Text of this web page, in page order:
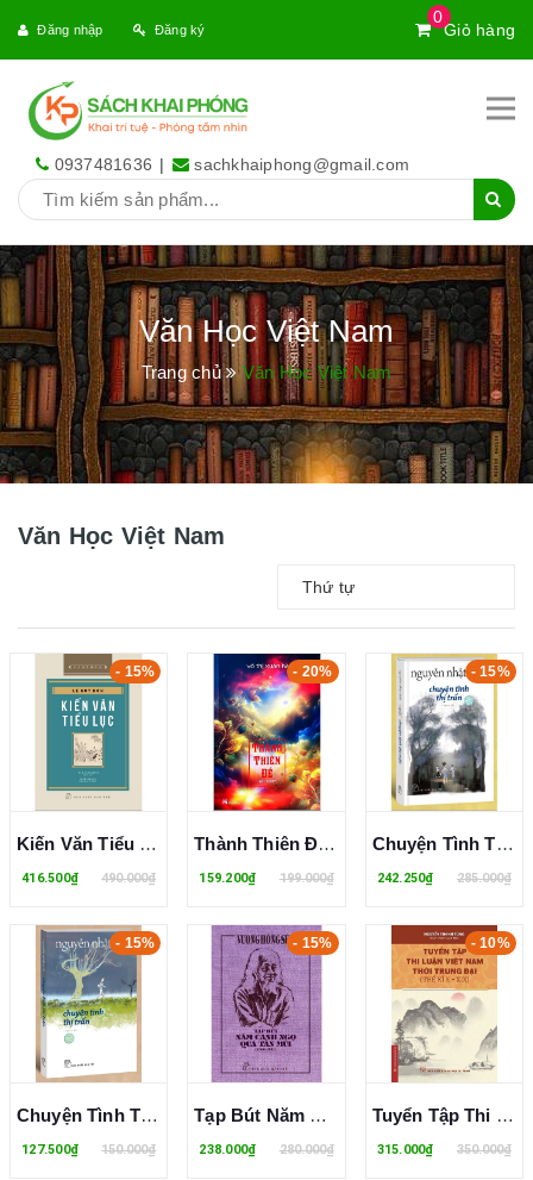
0
Giỏ hàng
Đăng nhập Đăng ký
0937481636 | sachkhaiphong@gmail.com
Văn Học Việt Nam
Trang chủ Văn Học Việt Nam
Văn Học Việt Nam
Thứ tự
- 15%
Kiến Văn Tiểu Lục (Bìa Cứng) - Lê Quý Đôn
416.500₫ 490.000₫
- 20%
Thành Thiên Đế - Võ Thị Xuân Hà
159.200₫ 199.000₫
- 15%
Chuyện Tình Thị Trấn (Bìa Cứng) Nguyễn Nhật Ánh
242.250₫ 285.000₫
- 15%
Chuyện Tình Thị Trấn - Nguyễn Nhật Ánh
127.500₫ 150.000₫
- 15%
Tạp Bút Năm Canh Ngọ Qua Tân Mùi (1990-1991) - Vương Hồng Sển (Bìa Cứng)
238.000₫ 280.000₫
- 10%
Tuyển Tập Thi Luận Việt Nam Thời Trung Đại - Thế Kỉ X-XIX - Nguyễn Thanh Tùng
315.000₫ 350.000₫